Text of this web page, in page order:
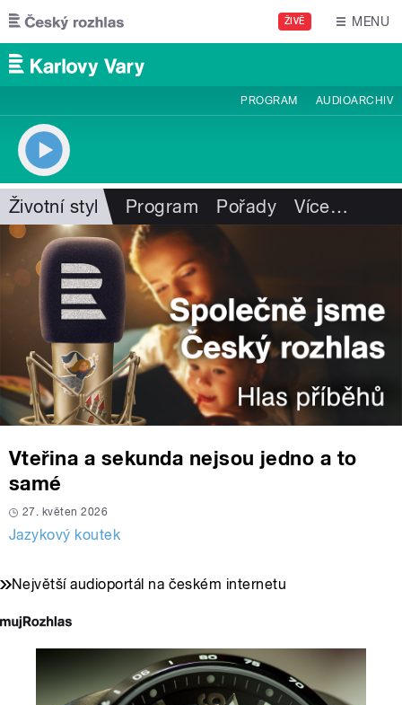
Přejít k hlavnímu obsahu
ŽIVĚ MENU
PROGRAM AUDIOARCHIV
Životní styl Program Pořady Více…
Vteřina a sekunda nejsou jedno a to
samé
27. květen 2026
Jazykový koutek
Největší audioportál na českém internetu